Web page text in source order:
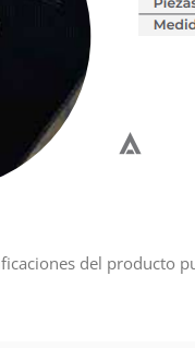
del producto